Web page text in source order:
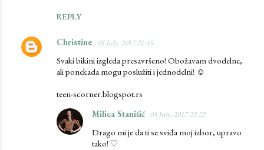
REPLY
Christine 05 July, 2017 21:45
Svaki bikini izgleda presavršeno! Obožavam dvodelne,
ali ponekada mogu poslužiti i jednodelni! ☺
teen-scorner.blogspot.rs
Milica Stanišić 05 July, 2017 22:22
Drago mi je da ti se sviđa moj izbor, upravo
tako! ♡